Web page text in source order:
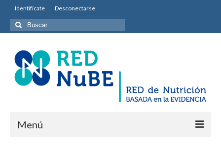
Identifícate Desconectarse
Buscar
por:
Menú